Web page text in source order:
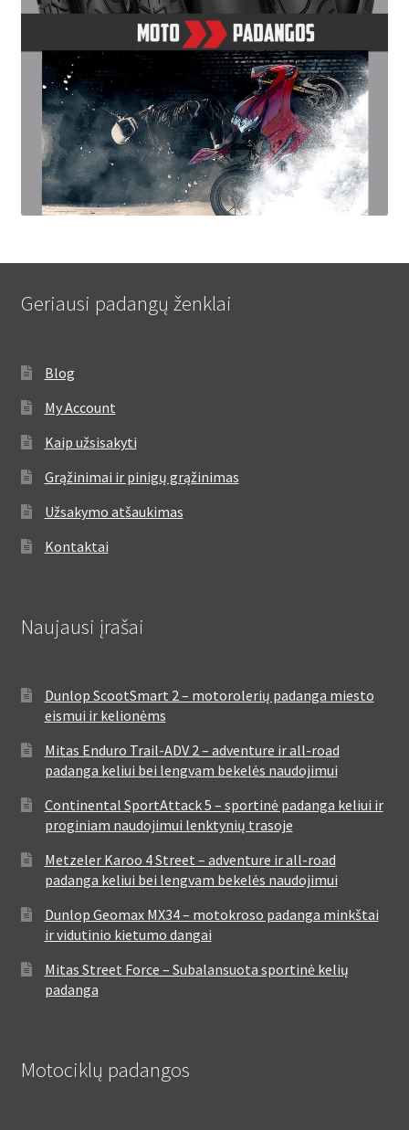
Geriausi padangų ženklai
Blog
My Account
Kaip užsisakyti
Grąžinimai ir pinigų grąžinimas
Užsakymo atšaukimas
Kontaktai
Naujausi įrašai
Dunlop ScootSmart 2 – motorolerių padanga miesto
eismui ir kelionėms
Mitas Enduro Trail-ADV 2 – adventure ir all-road
padanga keliui bei lengvam bekelės naudojimui
Continental SportAttack 5 – sportinė padanga keliui ir
proginiam naudojimui lenktynių trasoje
Metzeler Karoo 4 Street – adventure ir all-road
padanga keliui bei lengvam bekelės naudojimui
Dunlop Geomax MX34 – motokroso padanga minkštai
ir vidutinio kietumo dangai
Mitas Street Force – Subalansuota sportinė kelių
padanga
Motociklų padangos